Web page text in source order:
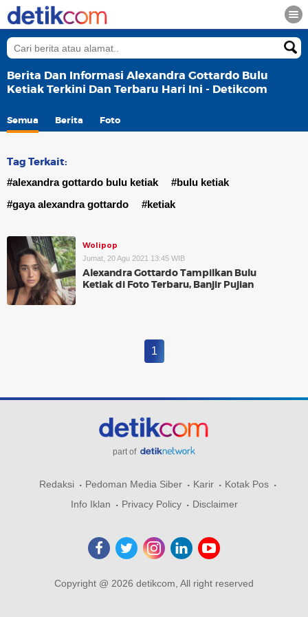
Berita Dan Informasi Alexandra Gottardo Bulu
Ketiak Terkini Dan Terbaru Hari Ini - Detikcom
Semua Berita Foto
Tag Terkait:
#alexandra gottardo bulu ketiak
#bulu ketiak
#gaya alexandra gottardo
#ketiak
Wolipop
Jumat, 20 Agu 2021 13:45 WIB
Alexandra Gottardo Tampilkan Bulu
Ketiak di Foto Terbaru, Banjir Pujian
1
part of
Redaksi Pedoman Media Siber Karir
Kotak Pos
Info Iklan
Privacy Policy Disclaimer
Copyright @ 2026 detikcom, All right reserved